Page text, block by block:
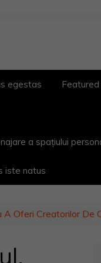
egestas
a spațiului
iste natus
Oferi Creatorilor De